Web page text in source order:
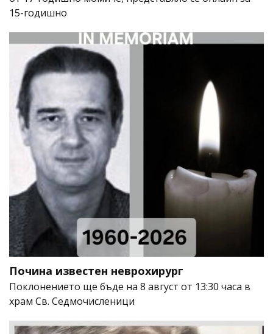
15-годишно
Почина известен неврохирург
Поклонението ще бъде на 8 август от 13:30 часа в
храм Св. Седмочисленици